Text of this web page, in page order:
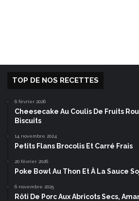
TOP DE NOS RECETTES
6 février 2026
Cheesecake Au Coulis De Fruits
Biscuits
14 novembre 2024
Petits Flans Brocolis Et Carré Frais
20 février 2026
Poke Bowl Au Thon Et À La Sauce
6 novembre 2025
Rôti De Porc Aux Abricots Secs,